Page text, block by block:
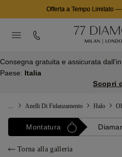
Offerta a Tempo Limitato—
Consegna gratuita e assicurata
Paese: Italia
Scopri
Anelli Di Fidanzamento Halo
Montatura
Torna alla galleria